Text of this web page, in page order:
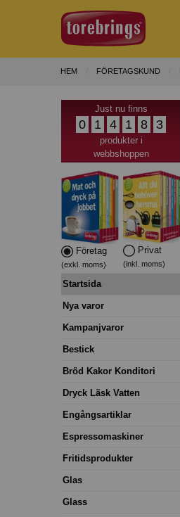
HEM FÖRETAGSKUND
Just nu finns
0 1 4 1 8 3
produkter i
webbshoppen
Företag
(exkl. moms)
Privat
(inkl. moms)
Startsida
Nya varor
Kampanjvaror
Bestick
Bröd Kakor Konditori
Dryck Läsk Vatten
Engångsartiklar
Espressomaskiner
Fritidsprodukter
Glas
Glass